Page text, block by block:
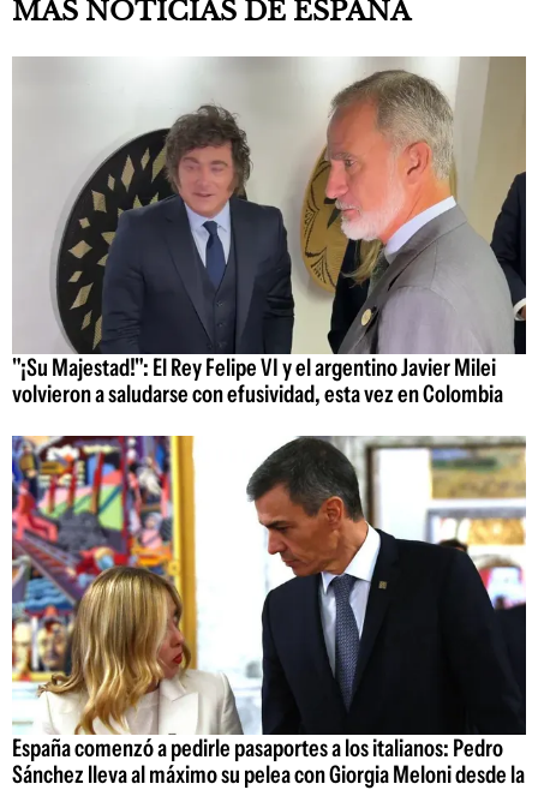
MÁS NOTICIAS DE ESPAÑA
"¡Su Majestad!": El Rey Felipe VI y el argentino Javier Milei
volvieron a saludarse con efusividad, esta vez en Colombia
España comenzó a pedirle pasaportes a los italianos: Pedro
Sánchez lleva al máximo su pelea con Giorgia Meloni desde la